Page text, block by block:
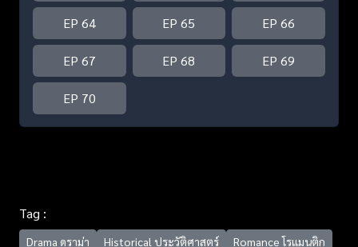
EP 64 EP 65 EP 66
EP 67 EP 68 EP 69
EP 70
Tag :
Drama ดราม่า Historical ประวัติศาสตร์ Romance โรแมนติก